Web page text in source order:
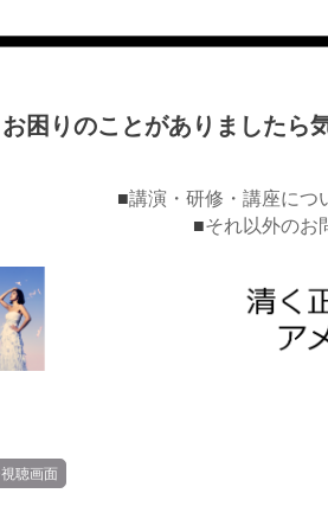
お困りのことがありましたら
■講演・研修・講座につ
■それ以外のお
聴画面